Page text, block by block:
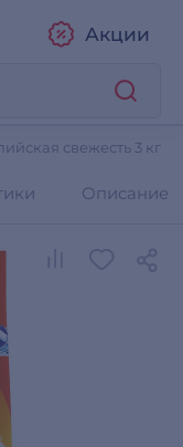
Акции
свежесть 3 кг
Описание